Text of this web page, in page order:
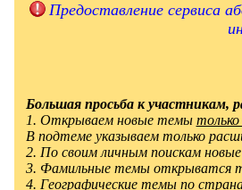
]
Предоставление сервиса
Большая просьба к участникам,
1. Открываем новые темы
В подтеме указываем только
2. По своим личным поискам
3. Фамильные темы открыватся
4. Географические темы по